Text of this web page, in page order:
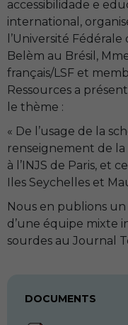
accessibilidade e
international,
l’Université Fédérale
Belèm au Brésil,
français/LSF et
Ressources a
le thème :
« De l’usage de la
renseignement de
à l’INJS de Paris, et
Iles Seychelles et
Nous en publions
d’une équipe mixte
sourdes au Journal
DOCUMENTS